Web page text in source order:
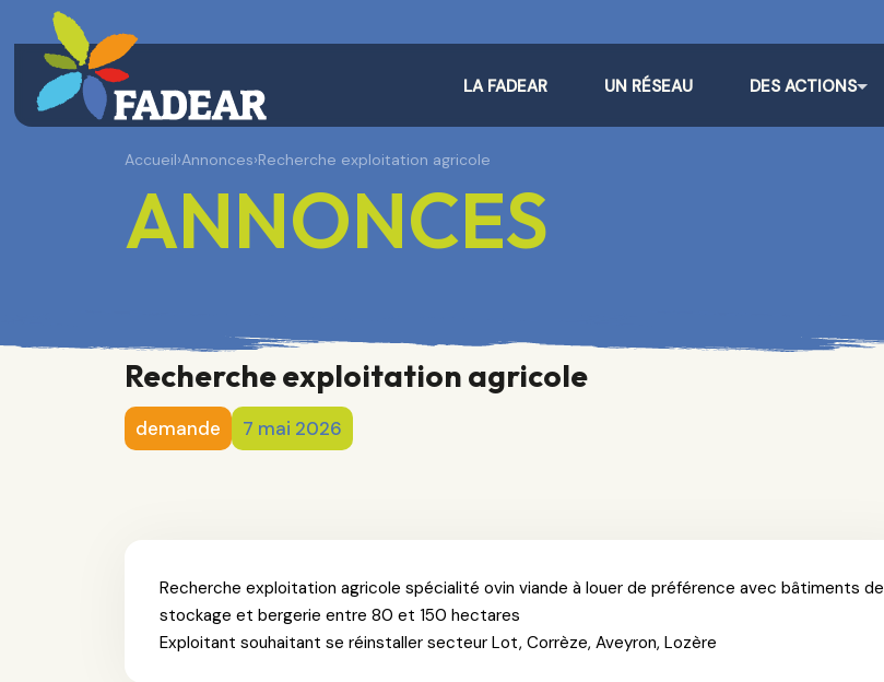
LA FADEAR UN RÉSEAU DES ACTIONS
Accueil›Annonces›Recherche exploitation agricole
ANNONCES
Recherche exploitation agricole
demande 7 mai 2026
Recherche exploitation agricole spécialité ovin viande à louer de préférence avec bâtiments de
stockage et bergerie entre 80 et 150 hectares
Exploitant souhaitant se réinstaller secteur Lot, Corrèze, Aveyron, Lozère